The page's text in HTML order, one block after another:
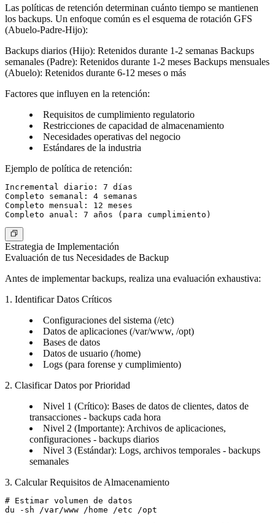
Las políticas de retención determinan cuánto tiempo se mantienen
los backups. Un enfoque común es el esquema de rotación GFS
(Abuelo-Padre-Hijo):
Backups diarios (Hijo): Retenidos durante 1-2 semanas Backups
semanales (Padre): Retenidos durante 1-2 meses Backups mensuales
(Abuelo): Retenidos durante 6-12 meses o más
Factores que influyen en la retención:
Requisitos de cumplimiento regulatorio
Restricciones de capacidad de almacenamiento
Necesidades operativas del negocio
Estándares de la industria
Ejemplo de política de retención:
Incremental diario: 7 días
Completo semanal: 4 semanas
Completo mensual: 12 meses
Estrategia de Implementación
Evaluación de tus Necesidades de Backup
Antes de implementar backups, realiza una evaluación exhaustiva:
1. Identificar Datos Críticos
Configuraciones del sistema (/etc)
Datos de aplicaciones (/var/www, /opt)
Bases de datos
Datos de usuario (/home)
Logs (para forense y cumplimiento)
2. Clasificar Datos por Prioridad
Nivel 1 (Crítico): Bases de datos de clientes, datos de
transacciones - backups cada hora
Nivel 2 (Importante): Archivos de aplicaciones,
configuraciones - backups diarios
Nivel 3 (Estándar): Logs, archivos temporales - backups
semanales
3. Calcular Requisitos de Almacenamiento
# Estimar volumen de datos
du -sh /var/www /home /etc /opt